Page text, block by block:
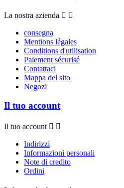
La nostra azienda  
consegna
Mentions légales
Conditions d'utilisation
Paiement sécurisé
Contattaci
Mappa del sito
Negozi
Il tuo account
Il tuo account  
Indirizzi
Informazioni personali
Note di credito
Ordini